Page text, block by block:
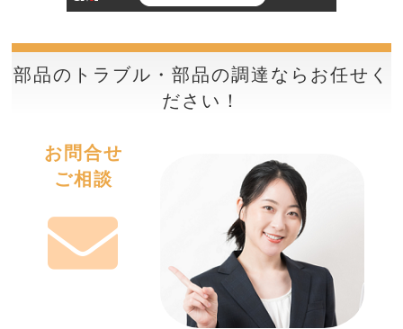
部品のトラブル・部品の調達ならお任せく
ださい！
お問合せ
ご相談